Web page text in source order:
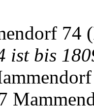
74
ist bis